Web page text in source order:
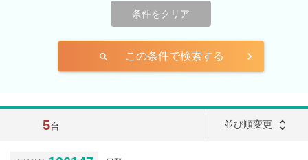
条件をクリア
search この条件で検索する
5台 並び順変更 unfold_more